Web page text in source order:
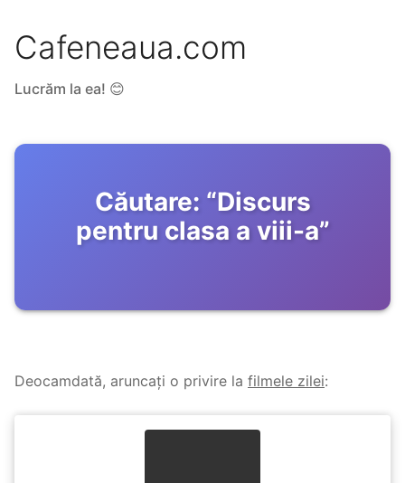
Cafeneaua.com
Lucrăm la ea! 😊
Căutare: “Discurs
pentru clasa a viii-a”
Deocamdată, aruncați o privire la filmele zilei: